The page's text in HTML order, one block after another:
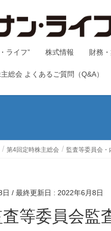
ライフ” 株式情報 財務
総会 よくあるご質問（Q&A）
第4回定時株主総会 監査等委員会
日 / 最終更新日 : 2022年6月8日